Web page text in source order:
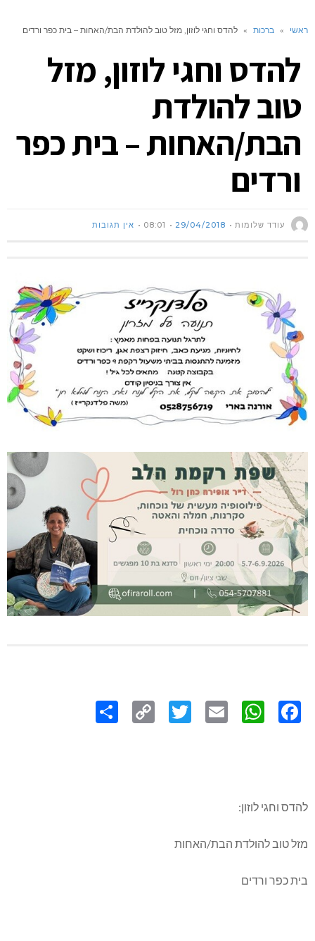
ראשי » ברכות » להדס וחגי לוזון, מזל טוב להולדת הבת/האחות – בית כפר ורדים
להדס וחגי לוזון, מזל
טוב להולדת
הבת/האחות – בית כפר
ורדים
עודד שלומות 29/04/2018
08:01 אין תגובות
Link
להדס וחגי לוזון:
מזל טוב להולדת הבת/האחות
בית כפר ורדים